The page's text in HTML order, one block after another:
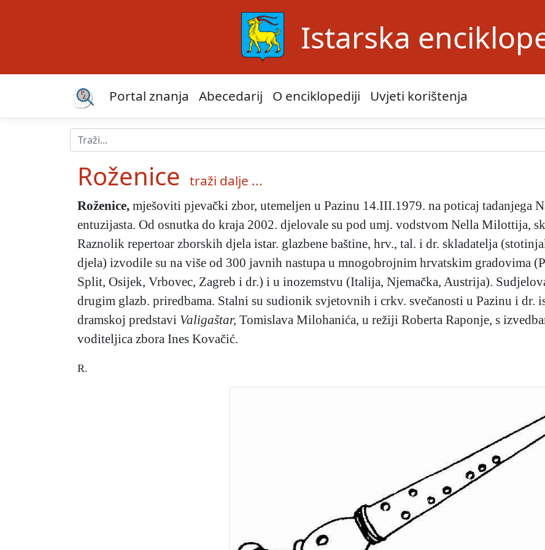
Istarska
Portal znanja Abecedarij O enciklopediji Uvjeti korištenja
Roženice traži dalje ...
Roženice, mješoviti pjevački zbor, utemeljen u Pazinu 14.III.1979. na poticaj tadanjega
entuzijasta. Od osnutka do kraja 2002. djelovale su pod umj. vodstvom Nella Milottija,
Raznolik repertoar zborskih djela istar. glazbene baštine, hrv., tal. i dr. skladatelja
djela) izvodile su na više od 300 javnih nastupa u mnogobrojnim hrvatskim gradovima
Split, Osijek, Vrbovec, Zagreb i dr.) i u inozemstvu (Italija, Njemačka, Austrija).
drugim glazb. priredbama. Stalni su sudionik svjetovnih i crkv. svečanosti u Pazinu i dr.
dramskoj predstavi Valigaštar, Tomislava Milohanića, u režiji Roberta Raponje, s
voditeljica zbora Ines Kovačić.
R.